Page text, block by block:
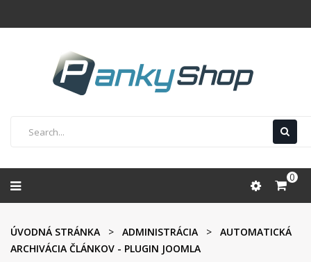
0
ÚVODNÁ STRÁNKA ADMINISTRÁCIA
AUTOMATICKÁ
ARCHIVÁCIA ČLÁNKOV - PLUGIN JOOMLA